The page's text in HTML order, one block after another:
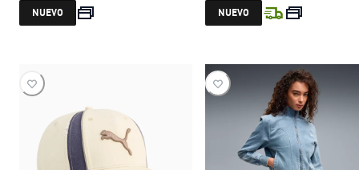
precio actual S/ 199.00
NUEVO precio actual
NUEVO